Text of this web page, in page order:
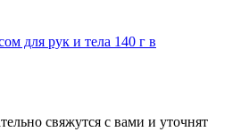
для рук и тела 140 г в
свяжутся с вами и уточнят